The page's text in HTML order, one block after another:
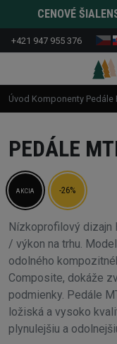
CENOVÉ
+421 947 955 376
Úvod Komponenty Pedále
PEDÁLE
AKCIA -26%
Nízkoprofilový dizajn
/ výkon na trhu.
odolného
Composite, dokáže
podmienky. Pedále
ložiská a vysoko
plynulejšiu a